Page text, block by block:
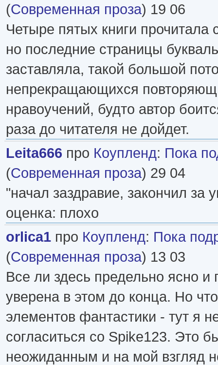
(Современная проза) 19 06
Четыре пятых книги прочитала
но последние страницы
заставляла, такой большой
непрекращающихся
нравоучений, будто автор
раза до читателя не дойдет.
Leita666 про Коупленд: Пока
(Современная проза) 29 04
"начал заздравие, закончил за
оценка: плохо
orlica1 про Коупленд: Пока
(Современная проза) 13 03
Все ли здесь предельно ясно и
уверена в этом до конца. Но
элементов фантастики - тут я
согласиться со Spike123. Это
неожиданным и на мой взгляд